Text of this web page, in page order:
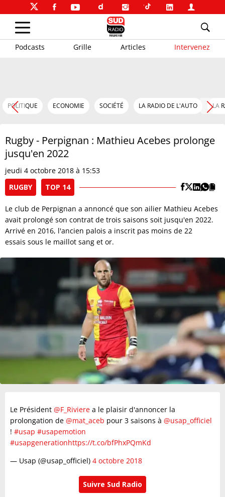
Podcasts Grille Articles Intervenez
POLITIQUE ECONOMIE SOCIÉTÉ LA RADIO DE L'AUTO LA
Rugby - Perpignan : Mathieu Acebes prolonge
jusqu'en 2022
jeudi 4 octobre 2018 à 15:53
RUGBY
TOP 14
Le club de Perpignan a annoncé que son ailier Mathieu Acebes
avait prolongé son contrat de trois saisons soit jusqu'en 2022.
Arrivé en 2016, l'ancien palois a inscrit pas moins de 22
essais sous le maillot sang et or.
Le Président @F_Riviere a le plaisir d'annoncer la
prolongation de @mat_aceb pour 3 saisons à @usap_officiel
! #usap #usapemotion
#usapgenerationhttps://t.co/bfPhxPQmKd
— Usap (@usap_officiel) 4 octobre 2018
Suivre Sud Radio